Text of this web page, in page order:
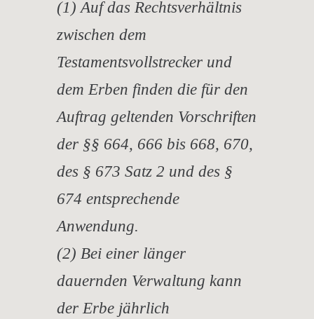
(1) Auf das Rechtsverhältnis
zwischen dem
Testamentsvollstrecker und
dem Erben finden die für den
Auftrag geltenden Vorschriften
der §§ 664, 666 bis 668, 670,
des § 673 Satz 2 und des §
674 entsprechende
Anwendung.
(2) Bei einer länger
dauernden Verwaltung kann
der Erbe jährlich